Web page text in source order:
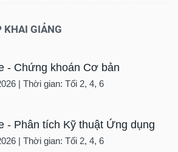
KHAI GIẢNG
- Chứng khoán Cơ bản
| Thời gian: Tối 2, 4, 6
- Phân tích Kỹ thuật Ứng dụng
| Thời gian: Tối 2, 4, 6